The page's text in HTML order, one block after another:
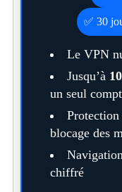
✅ 30
Le VPN
Jusqu’à
un seul
blocage des
chiffré